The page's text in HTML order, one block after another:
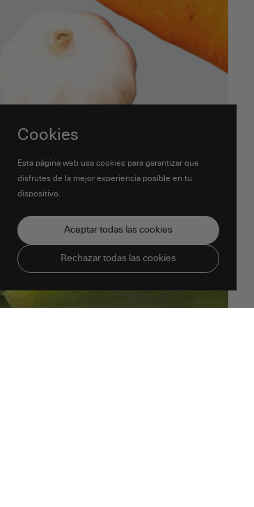
Cookies
Esta página web usa cookies para garantizar que
disfrutes de la mejor experiencia posible en tu
dispositivo.
Aceptar todas las cookies
Rechazar todas las cookies